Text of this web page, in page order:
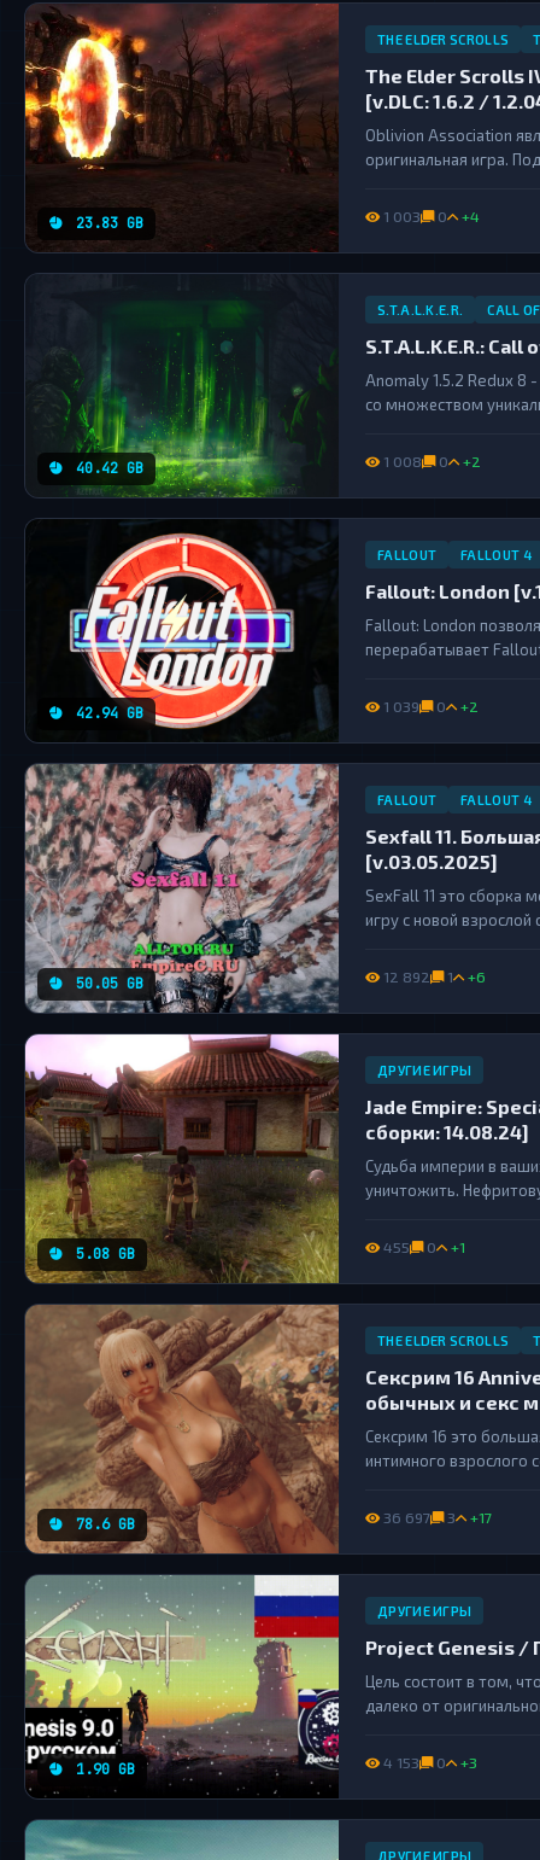
23.83 GB
THE ELDER SCROLLS
The Elder Scrolls
[v.DLC: 1.6.2 /
Oblivion Association
оригинальная игра.
1 003 0 +4
40.42 GB
S.T.A.L.K.E.R. CALL
S.T.A.L.K.E.R.:
Anomaly 1.5.2 Redux 8
со множеством
пофиксил все прицелы
1 008 0 +2
42.94 GB
FALLOUT FALLOUT 4
Fallout: London
Fallout: London
перерабатывает
London — бесплатный
1 039 0 +2
50.05 GB
FALLOUT FALLOUT 4
Sexfall 11.
[v.03.05.2025]
SexFall 11 это сборка
игру с новой
12 892 1 +6
5.08 GB
ДРУГИЕ ИГРЫ
Jade Empire:
сборки: 14.08.24]
Судьба империи в
уничтожить.
родных братьев.
455 0 +1
78.6 GB
THE ELDER SCROLLS
Сексрим 16
обычных и секс
Сексрим 16 это
интимного взрослого
моментов....
36 697 3 +17
1.90 GB
ДРУГИЕ ИГРЫ
Project Genesis /
Цель состоит в том,
далеко от
4 153 0 +3
ДРУГИЕ ИГРЫ